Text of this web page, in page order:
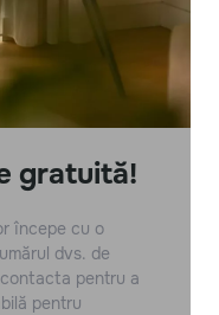
gratuită!
începe cu o
dvs. de
pentru a
pentru